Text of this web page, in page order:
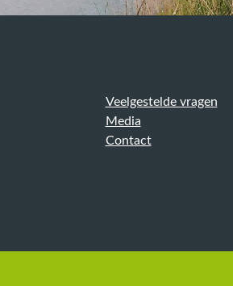
Veelgestelde vragen
Media
Contact